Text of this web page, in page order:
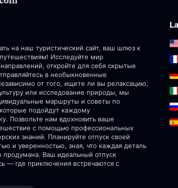
на наш туристический сайт, ваш шлюз к
Исследуйте мир
откройте для себя скрытые
в необыкновенные
от того, ищете ли вы релаксацию,
или исследование природы, мы
маршруты и советы по
подойдут каждому
Позвольте нам вдохновить ваше
с помощью профессиональных
знаний. Планируйте отпуск своей
и уверенностью, зная, что каждая деталь
продумана. Ваш идеальный отпуск
— где приключения встречаются с